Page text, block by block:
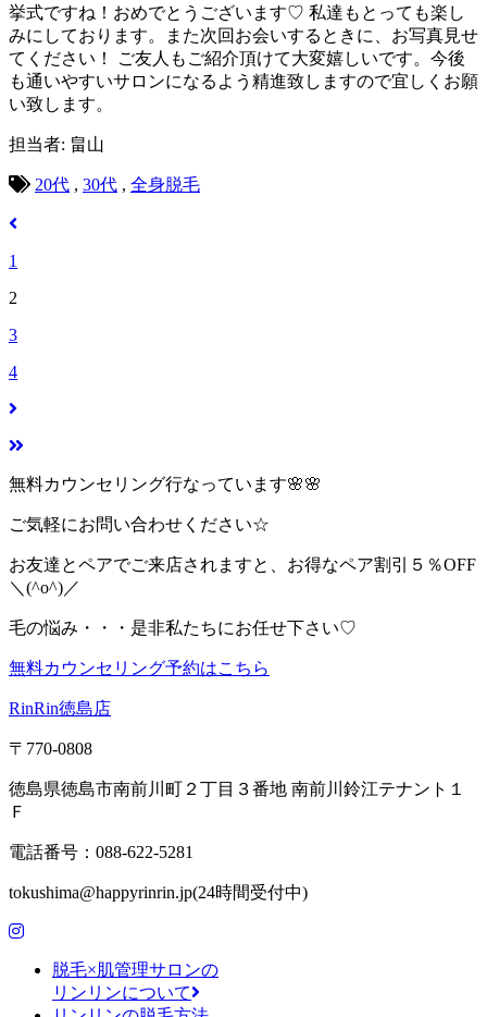
挙式ですね！おめでとうございます♡ 私達もとっても楽し
みにしております。また次回お会いするときに、お写真見せ
てください！ ご友人もご紹介頂けて大変嬉しいです。今後
も通いやすいサロンになるよう精進致しますので宜しくお願
い致します。
担当者: 畠山
20代 , 30代 , 全身脱毛
1
2
3
4
無料カウンセリング行なっています🌸🌸
ご気軽にお問い合わせください☆
お友達とペアでご来店されますと、お得なペア割引５％OFF
＼(^o^)／
毛の悩み・・・是非私たちにお任せ下さい♡
無料カウンセリング予約はこちら
RinRin徳島店
〒770-0808
徳島県徳島市南前川町２丁目３番地 南前川鈴江テナント１
Ｆ
電話番号：088-622-5281
tokushima@happyrinrin.jp(24時間受付中)
脱毛×肌管理サロンの
リンリンについて